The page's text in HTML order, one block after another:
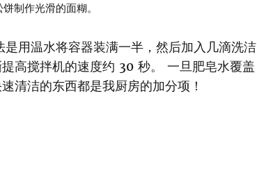
制作光滑的面糊。
用温水将容器装满一半，然后加入几滴洗洁
高搅拌机的速度约 30 秒。 一旦肥皂水覆盖
清洁的东西都是我厨房的加分项！